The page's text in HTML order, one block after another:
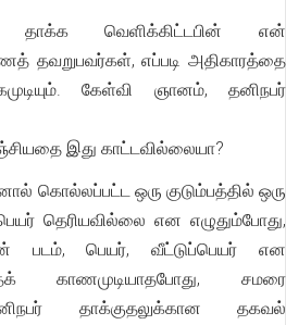
வெளிக்கிட்டபின் என்
தவறுபவர்கள், எப்படி அதிகாரத்தை
கேள்வி ஞானம், தனிநபர்
இது காட்டவில்லையா?
கொல்லப்பட்ட ஒரு குடும்பத்தில் ஒரு
தெரியவில்லை என எழுதும்போது,
படம், பெயர், வீட்டுப்பெயர் என
காணமுடியாதபோது, சமரை
தாக்குதலுக்கான தகவல்